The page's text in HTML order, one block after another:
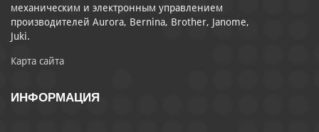
механическим и электронным управлением
производителей Aurora, Bernina, Brother, Janome,
Juki.
Карта сайта
ИНФОРМАЦИЯ